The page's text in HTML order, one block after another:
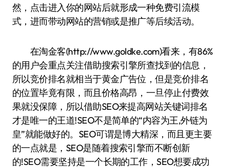
然，点击进入你的网站后就形成一种免费引流模
式，进而带动网站的营销或是推广等后续活动。
在淘金客(http://www.goldke.com)看来，有86%
的用户会重点关注借助搜索引擎所查找到的信息，
所以竞价排名就相当于黄金广告位，但是竞价排名
的位置毕竟有限，而且价格高昂，一旦停止付费效
果就没保障，所以借助SEO来提高网站关键词排名
才是唯一的王道!SEO不是简单的“内容为王,外链为
皇”就能做好的。SEO可谓是博大精深，而且更主要
的一点就是，SEO是随着搜索引擎而不断创新
的!SEO需要坚持是一个长期的工作，SEO想要成功